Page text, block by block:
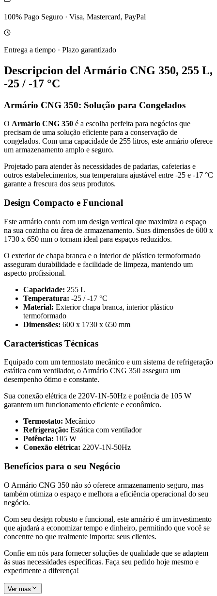
100% Pago Seguro · Visa, Mastercard, PayPal
Entrega a tiempo · Plazo garantizado
Descripcion del Armário CNG 350, 255 L,
-25 / -17 °C
Armário CNG 350: Solução para Congelados
O Armário CNG 350 é a escolha perfeita para negócios que
precisam de uma solução eficiente para a conservação de
congelados. Com uma capacidade de 255 litros, este armário oferece
um armazenamento amplo e seguro.
Projetado para atender às necessidades de padarias, cafeterias e
outros estabelecimentos, sua temperatura ajustável entre -25 e -17 °C
garante a frescura dos seus produtos.
Design Compacto e Funcional
Este armário conta com um design vertical que maximiza o espaço
na sua cozinha ou área de armazenamento. Suas dimensões de 600 x
1730 x 650 mm o tornam ideal para espaços reduzidos.
O exterior de chapa branca e o interior de plástico termoformado
asseguram durabilidade e facilidade de limpeza, mantendo um
aspecto profissional.
Capacidade: 255 L
Temperatura: -25 / -17 °C
Material: Exterior chapa branca, interior plástico
termoformado
Dimensões: 600 x 1730 x 650 mm
Características Técnicas
Equipado com um termostato mecânico e um sistema de refrigeração
estática com ventilador, o Armário CNG 350 assegura um
desempenho ótimo e constante.
Sua conexão elétrica de 220V-1N-50Hz e potência de 105 W
garantem um funcionamento eficiente e econômico.
Termostato: Mecânico
Refrigeração: Estática com ventilador
Potência: 105 W
Conexão elétrica: 220V-1N-50Hz
Benefícios para o seu Negócio
O Armário CNG 350 não só oferece armazenamento seguro, mas
também otimiza o espaço e melhora a eficiência operacional do seu
negócio.
Com seu design robusto e funcional, este armário é um investimento
que ajudará a economizar tempo e dinheiro, permitindo que você se
concentre no que realmente importa: seus clientes.
Confie em nós para fornecer soluções de qualidade que se adaptem
às suas necessidades específicas. Faça seu pedido hoje mesmo e
experimente a diferença!
Ver mas